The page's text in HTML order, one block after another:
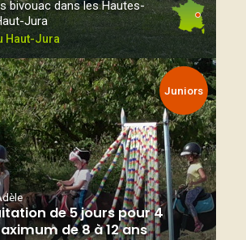
bivouac dans les Hautes-
Jura
Haut-Jura
Juniors
de 5 jours pour 4
de 8 à 12 ans